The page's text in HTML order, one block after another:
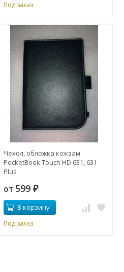
Под заказ
Чехол, обложка кожзам
PocketBook Touch HD 631, 631
Plus
от 599 ₽
В корзину
Под заказ